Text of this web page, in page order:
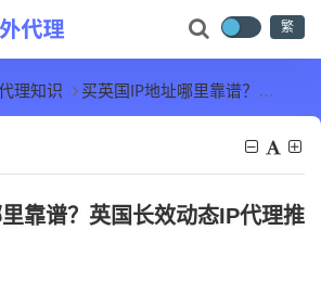
繁
理知识 买英国IP地址哪里靠谱？英国长效动态IP代理推荐
靠谱？英国长效动态IP代理推